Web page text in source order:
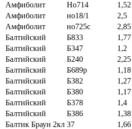
Амфиболит
Но714 1,52
Амфиболит
но18/1 2,5
Амфиболит
но725с 2,85
Балтийский
Б833 1,77
Балтийский
Б347 1,2
Балтийский
Б240 2,25
Балтийский
Б689р 1,18
Балтийский
Б382 1,27
Балтийский
Б380 1,17
Балтийский
Б378 1,4
Балтийский
Б386 1,38
Балтик Браун 2кл 37 1,66